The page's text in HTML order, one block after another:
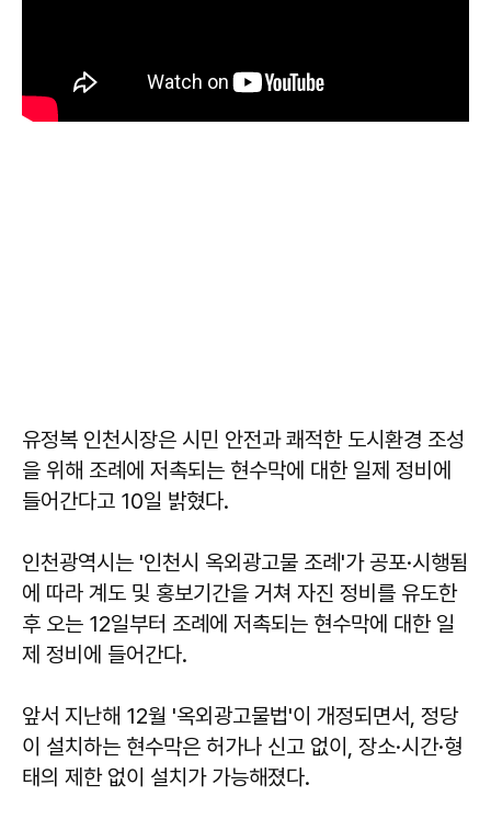
유정복 인천시장은 시민 안전과 쾌적한 도시환경 조성
을 위해 조례에 저촉되는 현수막에 대한 일제 정비에
들어간다고 10일 밝혔다.
인천광역시는 '인천시 옥외광고물 조례'가 공포·시행됨
에 따라 계도 및 홍보기간을 거쳐 자진 정비를 유도한
후 오는 12일부터 조례에 저촉되는 현수막에 대한 일
제 정비에 들어간다.
앞서 지난해 12월 '옥외광고물법'이 개정되면서, 정당
이 설치하는 현수막은 허가나 신고 없이, 장소·시간·형
태의 제한 없이 설치가 가능해졌다.